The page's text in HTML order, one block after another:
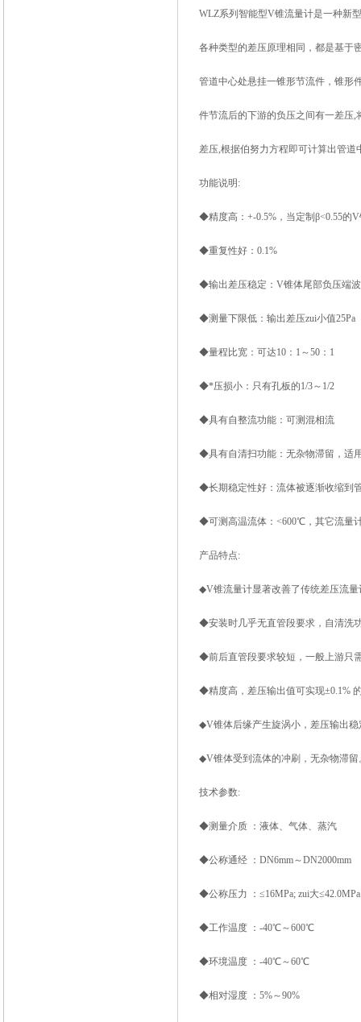
WLZ系列智能型V锥流量计是一种新
各种类型的差压原理相同，都是基于
管道中心处悬挂一锥形节流件，锥形
件节流后的下游的负压之间有一差压,
差压,根据伯努力方程即可计算出管道
功能说明:
◆精度高：+-0.5%，当定制β<0.55的
◆重复性好：0.1%
◆输出差压稳定：V锥体尾部负压端
◆测量下限低：输出差压zui小值25Pa
◆量程比宽：可达10：1～50：1
◆*压损小：只有孔板的1/3～1/2
◆具有自整流功能：可测混相流
◆具有自清扫功能：无杂物滞留，适
◆长期稳定性好：流体被逐渐收缩到
◆可测高温流体：<600℃ ，其它流量
产品特点:
◆V锥流量计显著改善了传统差压流
◆安装时几乎无直管段要求，自清洗
◆前后直管段要求较短，一般上游只
◆精度高，差压输出值可实现±0.1%
◆V锥体后缘产生旋涡小，差压输出稳
◆V锥体受到流体的冲刷，无杂物滞留
技术参数:
◆测量介质 ：液体、气体、蒸汽
◆公称通经 ：DN6mm～DN2000mm
◆公称压力 ：≤16MPa; zui大≤42.0MPa
◆工作温度 ：-40℃～600℃
◆环境温度 ：-40℃～60℃
◆相对湿度 ：5%～90%